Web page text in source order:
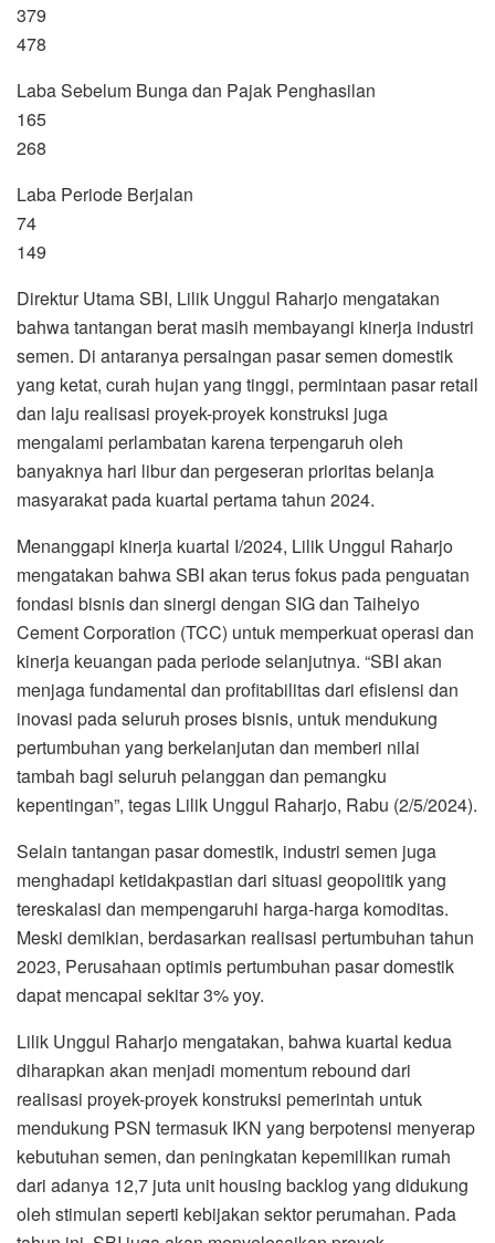
379
478
Laba Sebelum Bunga dan Pajak Penghasilan
165
268
Laba Periode Berjalan
74
149
Direktur Utama SBI, Lilik Unggul Raharjo mengatakan
bahwa tantangan berat masih membayangi kinerja industri
semen. Di antaranya persaingan pasar semen domestik
yang ketat, curah hujan yang tinggi, permintaan pasar retail
dan laju realisasi proyek-proyek konstruksi juga
mengalami perlambatan karena terpengaruh oleh
banyaknya hari libur dan pergeseran prioritas belanja
masyarakat pada kuartal pertama tahun 2024.
Menanggapi kinerja kuartal I/2024, Lilik Unggul Raharjo
mengatakan bahwa SBI akan terus fokus pada penguatan
fondasi bisnis dan sinergi dengan SIG dan Taiheiyo
Cement Corporation (TCC) untuk memperkuat operasi dan
kinerja keuangan pada periode selanjutnya. “SBI akan
menjaga fundamental dan profitabilitas dari efisiensi dan
inovasi pada seluruh proses bisnis, untuk mendukung
pertumbuhan yang berkelanjutan dan memberi nilai
tambah bagi seluruh pelanggan dan pemangku
kepentingan”, tegas Lilik Unggul Raharjo, Rabu (2/5/2024).
Selain tantangan pasar domestik, industri semen juga
menghadapi ketidakpastian dari situasi geopolitik yang
tereskalasi dan mempengaruhi harga-harga komoditas.
Meski demikian, berdasarkan realisasi pertumbuhan tahun
2023, Perusahaan optimis pertumbuhan pasar domestik
dapat mencapai sekitar 3% yoy.
Lilik Unggul Raharjo mengatakan, bahwa kuartal kedua
diharapkan akan menjadi momentum rebound dari
realisasi proyek-proyek konstruksi pemerintah untuk
mendukung PSN termasuk IKN yang berpotensi menyerap
kebutuhan semen, dan peningkatan kepemilikan rumah
dari adanya 12,7 juta unit housing backlog yang didukung
oleh stimulan seperti kebijakan sektor perumahan. Pada